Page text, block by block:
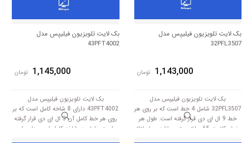
بک لایت تلویزیون فیلیپس مدل
32PFL3507
1,143,000 تومان
بک لایت تلویزیون فیلیپس مدل
32PFL3507 شامل 4 خط است که بر روی هر
خط 9 ال ای دی قرار گرفته است. طول هر
خط بکلایت 65 سانتی متر میباشد و با ولتاژ
بک لایت تلویزیون فیلیپس مدل
43PFT4002
1,145,000 تومان
بک لایت تلویزیون فیلیپس مدل
43PFT4002 دارای 8 شاخه کامل است که بر
روی هر خط کامل آن 3 ال ای دی قرار گرفته
است. طول هر شاخه کامل این مدل برابر